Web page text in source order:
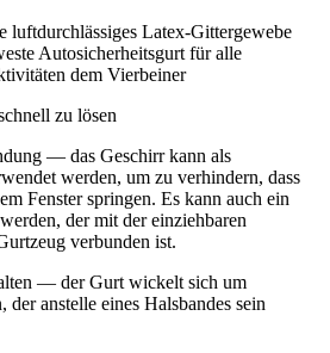
luftdurchlässiges Latex-Gittergewebe
Autosicherheitsgurt für alle
dem Vierbeiner
zu lösen
— das Geschirr kann als
werden, um zu verhindern, dass
Fenster springen. Es kann auch ein
der mit der einziehbaren
verbunden ist.
— der Gurt wickelt sich um
anstelle eines Halsbandes sein